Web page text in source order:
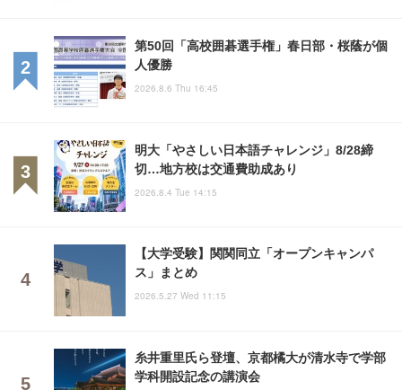
第50回「高校囲碁選手権」春日部・桜蔭が個
人優勝
2026.8.6 Thu 16:45
明大「やさしい日本語チャレンジ」8/28締
切…地方校は交通費助成あり
2026.8.4 Tue 14:15
【大学受験】関関同立「オープンキャンパ
ス」まとめ
2026.5.27 Wed 11:15
糸井重里氏ら登壇、京都橘大が清水寺で学部
学科開設記念の講演会